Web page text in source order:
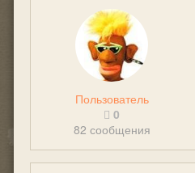
Пользователь
0
82 сообщения